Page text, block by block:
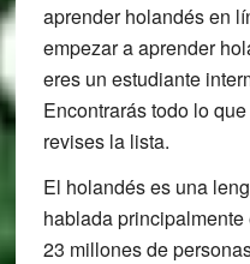
aprender holandés en
empezar a aprender
eres un estudiante
Encontrarás todo lo
revises la lista.
El holandés es una
hablada
23 millones de